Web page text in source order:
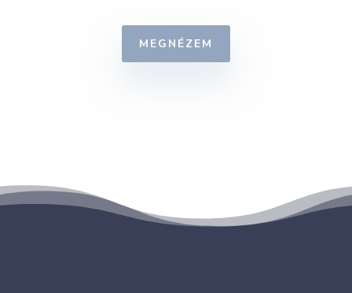
MEGNÉZEM